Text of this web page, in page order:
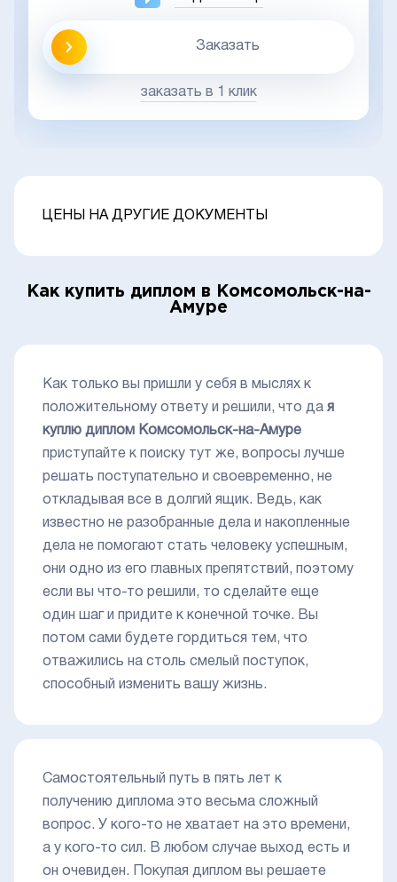
Заказать
заказать в 1 клик
ЦЕНЫ НА ДРУГИЕ ДОКУМЕНТЫ
Как купить диплом в Комсомольск-на-
Амуре
Как только вы пришли у себя в мыслях к
положительному ответу и решили, что да я
куплю диплом Комсомольск-на-Амуре
приступайте к поиску тут же, вопросы лучше
решать поступательно и своевременно, не
откладывая все в долгий ящик. Ведь, как
известно не разобранные дела и накопленные
дела не помогают стать человеку успешным,
они одно из его главных препятствий, поэтому
если вы что-то решили, то сделайте еще
один шаг и придите к конечной точке. Вы
потом сами будете гордиться тем, что
отважились на столь смелый поступок,
способный изменить вашу жизнь.
Самостоятельный путь в пять лет к
получению диплома это весьма сложный
вопрос. У кого-то не хватает на это времени,
а у кого-то сил. В любом случае выход есть и
он очевиден. Покупая диплом вы решаете